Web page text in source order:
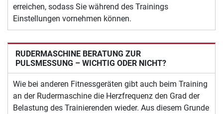
erreichen, sodass Sie während des Trainings
Einstellungen vornehmen können.
RUDERMASCHINE BERATUNG ZUR
PULSMESSUNG – WICHTIG ODER NICHT?
Wie bei anderen Fitnessgeräten gibt auch beim Training
an der Rudermaschine die Herzfrequenz den Grad der
Belastung des Trainierenden wieder. Aus diesem Grunde